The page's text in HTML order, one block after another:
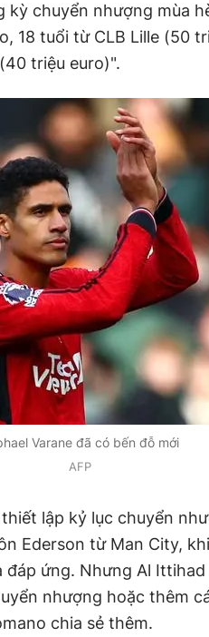
chuyển nhượng mùa
18 tuổi từ CLB Lille (50
triệu euro)".
Varane đã có bến đỗ mới
AFP
lập kỷ lục chuyển
Ederson từ Man City,
ứng. Nhưng Al
nhượng hoặc thêm
chia sẻ thêm.